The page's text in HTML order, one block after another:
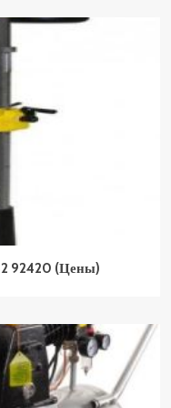
92420 (Цены)